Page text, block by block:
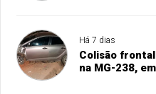
Há 7 dias
Colisão
na MG-238,